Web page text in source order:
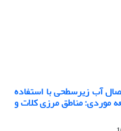
آب زیرسطحی با استفاده
موردی: مناطق مرزی کلات و